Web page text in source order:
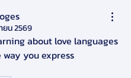
ยน 2569
about love languages
you express